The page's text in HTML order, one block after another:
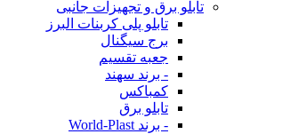
تابلو برق و تجهیزات جانبی
تابلو پلی کربنات البرز
برج سیگنال
جعبه تقسیم
- برند سهند
کمباکس
تابلو برق
- برند World-Plast